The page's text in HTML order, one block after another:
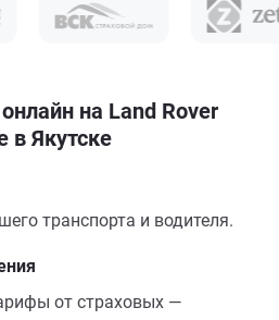
на Land Rover
в Якутске
транспорта и водителя.
от страховых —